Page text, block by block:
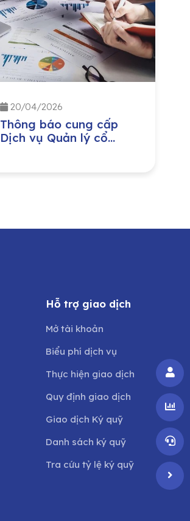
20/04/2026
Thông báo cung cấp
Dịch vụ Quản lý cổ
Hỗ trợ giao dịch
Mở tài khoản
Biểu phí dịch vụ
Thực hiện giao dịch
Quy định giao dịch
Giao dịch Ký quỹ
Danh sách ký quỹ
Tra cứu tỷ lệ ký quỹ